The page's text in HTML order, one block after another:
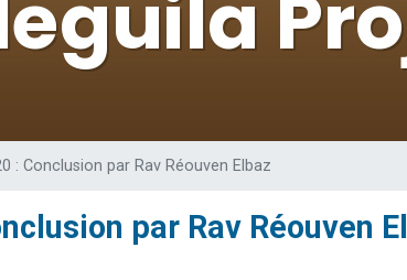
de nous rejoindre sur WhatsApp
de nous rejoindre sur WhatsApp
: Conclusion par Rav Réouven Elbaz
par Rav Réouven